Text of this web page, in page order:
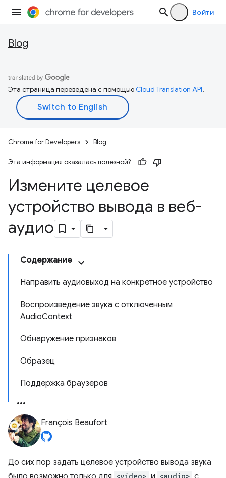
Войти
Blog
Эта страница переведена с помощьюCloud Translation API.
Chrome for Developers Blog
Эта информация оказалась полезной?
Измените целевое
устройство вывода в веб-
аудио
Содержание
Направить аудиовыход на конкретное устройство
Воспроизведение звука с отключенным
AudioContext
Обнаружение признаков
Образец
Поддержка браузеров
François Beaufort
До сих пор задать целевое устройство вывода звука